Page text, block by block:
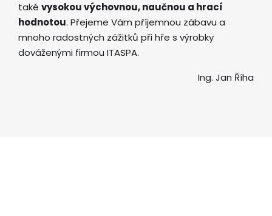
také vysokou výchovnou, naučnou a hrací
hodnotou. Přejeme Vám příjemnou zábavu a
mnoho radostných zážitků při hře s výrobky
dováženými firmou ITASPA.
Ing. Jan Říha